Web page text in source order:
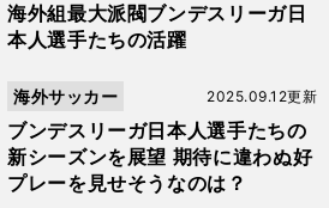
海外組最大派閥ブンデスリーガ日
本人選手たちの活躍
ブンデスリーガ日本人選手たちの
新シーズンを展望 期待に違わぬ好
プレーを見せそうなのは？
2025.09.12更新
海外サッカー